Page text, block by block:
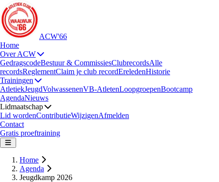
ACW'66
Home
Over ACW
GedragscodeBestuur & CommissiesClubrecordsAlle
recordsReglementClaim je club recordEreledenHistorie
Trainingen
AtletiekJeugdVolwassenenVB-AtletenLoopgroepenBootcamp
AgendaNieuws
Lidmaatschap
Lid wordenContributieWijzigenAfmelden
Contact
Gratis proeftraining
Home
Agenda
Jeugdkamp 2026